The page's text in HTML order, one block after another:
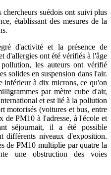
chercheurs suédois ont suivi plus
établissant des mesures de la
d'activité et la présence de
d'allergies ont été vérifiés à l'âge
les auteurs ont vérifié
solides en suspension dans l'air.
inférieur à dix microns, ce qu'on
par mètre cube d'air,
et est lié à la pollution
motorisés (voitures et bus, entre
de PM10 à l'adresse, à l'école et
séjournait, il a été possible
différents niveaux d'exposition.
de PM10 multiplie par quatre la
une obstruction des voies